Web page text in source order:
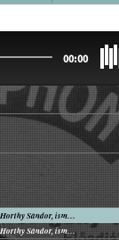
00:00
Fehér Anna, Lázár Margit, Horthy Sándor, ismeretlen zenekar
Fehér Anna, Lázár Margit, Horthy Sándor, ismeretlen zenekar